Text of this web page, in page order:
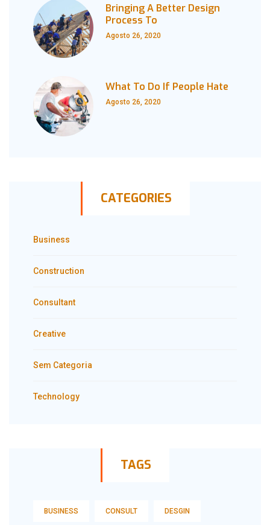
Bringing A Better Design
Process To
Agosto 26, 2020
What To Do If People Hate
Agosto 26, 2020
CATEGORIES
Business
Construction
Consultant
Creative
Sem Categoria
Technology
TAGS
BUSINESS CONSULT DESGIN